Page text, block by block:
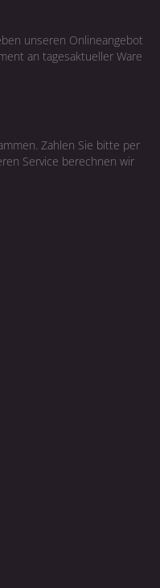
unseren Onlineangebot
an tagesaktueller Ware
Zahlen Sie bitte per
Service berechnen wir